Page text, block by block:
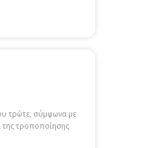
τρώτε, σύμφωνα με
της τροποποίησης